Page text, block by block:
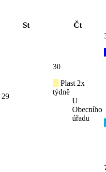
St
Čt
29
30
Plast 2x
týdně
U
Obecního
úřadu